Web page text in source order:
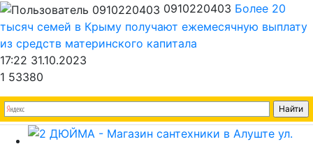
0910220403 Более 20
тысяч семей в Крыму получают ежемесячную выплату
из средств материнского капитала
17:22 31.10.2023
1 53380